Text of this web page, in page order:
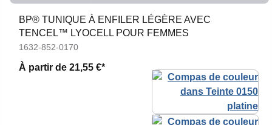
BP® TUNIQUE À ENFILER LÉGÈRE AVEC
TENCEL™ LYOCELL POUR FEMMES
1632-852-0170
À partir de 21,55 €*